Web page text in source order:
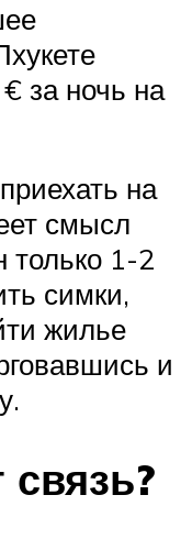
за ночь на
на
смысл
только 1-2
симки,
жилье
и
связь?